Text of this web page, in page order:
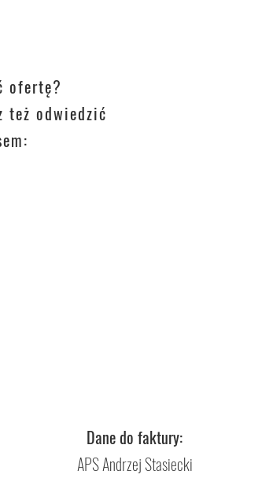
ofertę?
też odwiedzić
Dane do faktury:
APS Andrzej Stasiecki